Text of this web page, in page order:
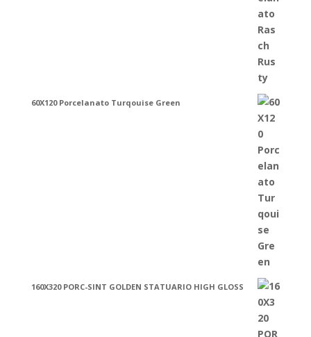
60X120 Porcelanato Turqouise Green
160X320 PORC-SINT GOLDEN STATUARIO HIGH GLOSS